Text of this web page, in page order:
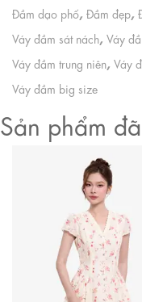
Đầm dạo phố, Đầm đẹp,
Váy đầm sát nách, Váy
Váy đầm trung niên, Váy
Váy đầm big size
Sản phẩm